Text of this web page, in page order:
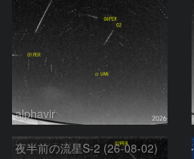
alphavir
夜半前の流星S-2 (26-08-02)